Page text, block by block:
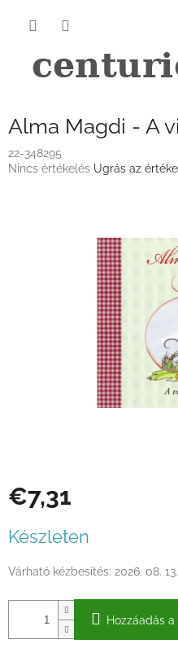
Alma Magdi - A
22-348295
A
Nincs értékelés Ugrás az
€7,31
Készleten
Várható kézbesítés: 2026. 08. 13.
Hozzáadás